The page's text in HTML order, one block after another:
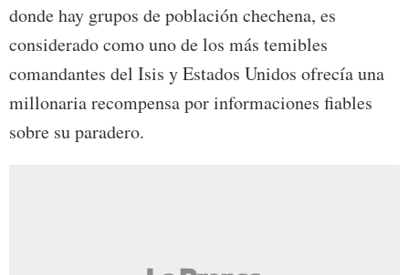
donde hay grupos de población chechena, es
considerado como uno de los más temibles
comandantes del Isis y Estados Unidos ofrecía una
millonaria recompensa por informaciones fiables
sobre su paradero.